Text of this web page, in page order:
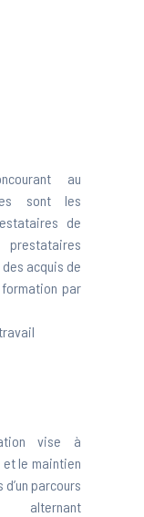
au
sont les
de
acquis de
par
vise à
et le maintien
parcours
alternant